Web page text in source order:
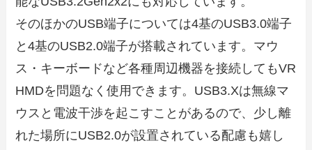
そのほかのUSB端子については4基のUSB3.0端子
と4基のUSB2.0端子が搭載されています。マウ
ス・キーボードなど各種周辺機器を接続してもVR
HMDを問題なく使用できます。USB3.Xは無線マ
ウスと電波干渉を起こすことがあるので、少し離
れた場所にUSB2.0が設置されている配慮も嬉し